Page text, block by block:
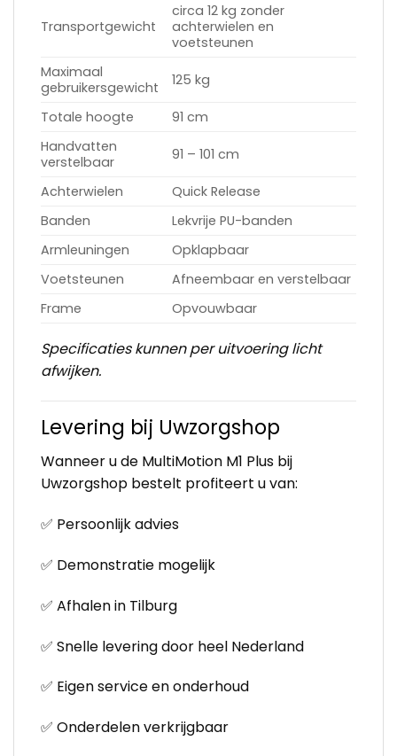
Transportgewicht
circa 12 kg zonder
achterwielen en
voetsteunen
Maximaal
gebruikersgewicht
125 kg
Totale hoogte
91 cm
Handvatten
verstelbaar
91 – 101 cm
Achterwielen
Quick Release
Banden
Lekvrije PU-banden
Armleuningen
Opklapbaar
Voetsteunen
Afneembaar en verstelbaar
Frame
Opvouwbaar
Specificaties kunnen per uitvoering licht
afwijken.
Levering bij Uwzorgshop
Wanneer u de MultiMotion M1 Plus bij
Uwzorgshop bestelt profiteert u van:
✅ Persoonlijk advies
✅ Demonstratie mogelijk
✅ Afhalen in Tilburg
✅ Snelle levering door heel Nederland
✅ Eigen service en onderhoud
✅ Onderdelen verkrijgbaar